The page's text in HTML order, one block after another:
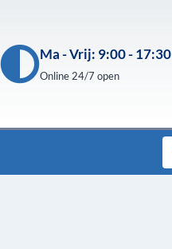
Ma - Vrij: 9:00 - 17:30
Online 24/7 open